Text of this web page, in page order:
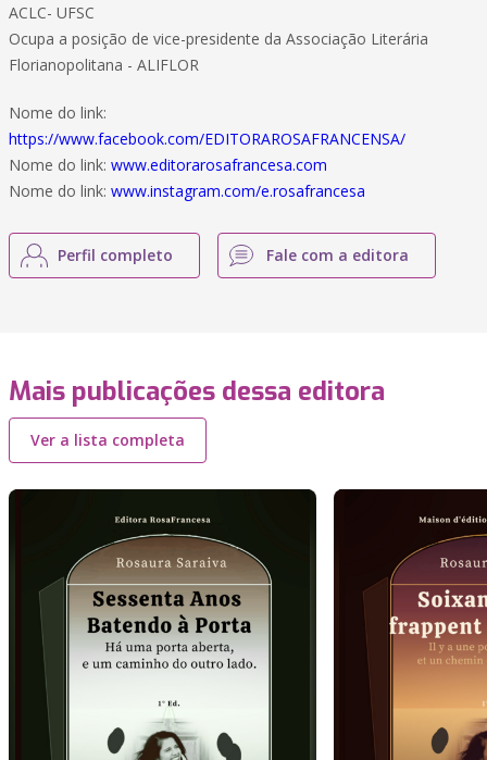
ACLC- UFSC
Ocupa a posição de vice-presidente da Associação Literária
Florianopolitana - ALIFLOR
Nome do link:
https://www.facebook.com/EDITORAROSAFRANCENSA/
Nome do link: www.editorarosafrancesa.com
Nome do link: www.instagram.com/e.rosafrancesa
Perfil completo Fale com a editora
Mais publicações dessa editora
Ver a lista completa